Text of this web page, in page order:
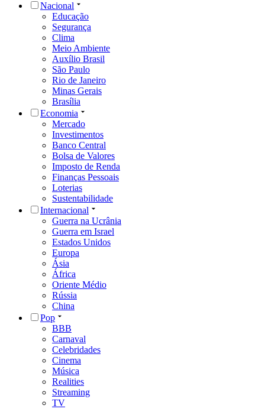
Nacional
Educação
Segurança
Clima
Meio Ambiente
Auxílio Brasil
São Paulo
Rio de Janeiro
Minas Gerais
Brasília
Economia
Mercado
Investimentos
Banco Central
Bolsa de Valores
Imposto de Renda
Finanças Pessoais
Loterias
Sustentabilidade
Internacional
Guerra na Ucrânia
Guerra em Israel
Estados Unidos
Europa
Ásia
África
Oriente Médio
Rússia
China
Pop
BBB
Carnaval
Celebridades
Cinema
Música
Realities
Streaming
TV